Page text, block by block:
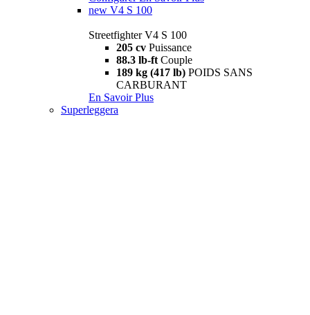
new V4 S 100
Streetfighter V4 S 100
205 cv Puissance
88.3 lb-ft Couple
189 kg (417 lb) POIDS SANS
CARBURANT
En Savoir Plus
Superleggera